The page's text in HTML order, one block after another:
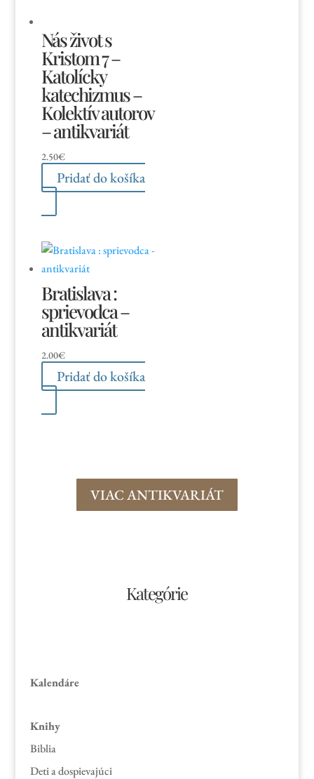
Nás život s
Kristom 7 –
Katolícky
katechizmus –
Kolektív autorov
– antikvariát
2.50€
Pridať do košíka
Bratislava :
sprievodca –
antikvariát
2.00€
Pridať do košíka
VIAC ANTIKVARIÁT
Kategórie
Kalendáre
Knihy
Biblia
Deti a dospievajúci